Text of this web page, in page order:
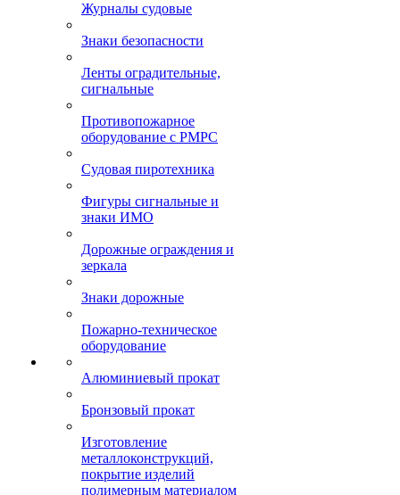
Журналы судовые
Знаки безопасности
Ленты оградительные,
сигнальные
Противопожарное
оборудование с РМРС
Судовая пиротехника
Фигуры сигнальные и
знаки ИМО
Дорожные ограждения и
зеркала
Знаки дорожные
Пожарно-техническое
оборудование
Алюминиевый прокат
Бронзовый прокат
Изготовление
металлоконструкций,
покрытие изделий
полимерным материалом